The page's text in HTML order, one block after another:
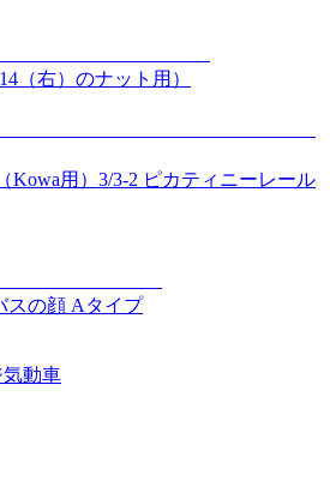
（右）のナット用）
Kowa用）3/3-2 ピカティニーレール
スの顔 Aタイプ
気動車